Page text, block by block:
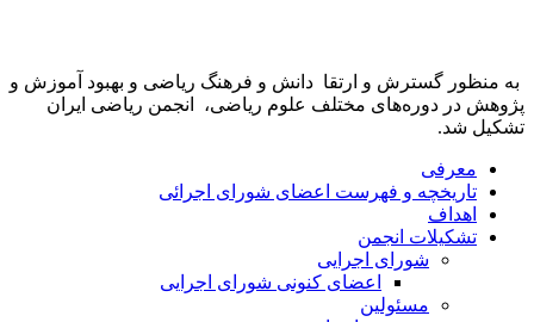
به منظور گسترش و ارتقا دانش و فرهنگ ریاضی و بهبود آموزش و
پژوهش در دوره‌های مختلف علوم ریاضی، انجمن ریاضی ایران
تشکیل شد.
معرفی
تاریخچه و فهرست اعضای شورای اجرائی
اهداف
تشکیلات انجمن
شورای اجرایی
اعضای کنونی شورای اجرایی
مسئولین